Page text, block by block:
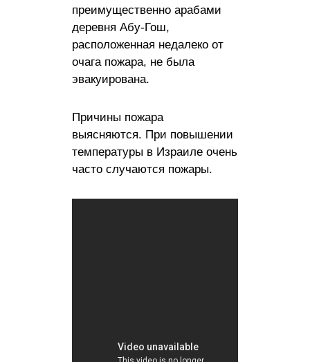
преимущественно арабами
деревня Абу-Гош,
расположенная недалеко от
очага пожара, не была
эвакуирована.
Причины пожара
выясняются. При повышении
температуры в Израиле очень
часто случаются пожары.